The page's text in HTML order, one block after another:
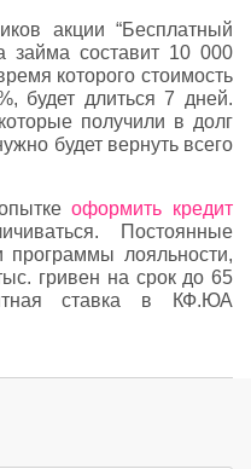
акции “Бесплатный
займа составит 10 000
которого стоимость
будет длиться 7 дней.
получили в долг
будет вернуть всего
оформить кредит
Постоянные
программы лояльности,
гривен на срок до 65
ставка в КФ.ЮА